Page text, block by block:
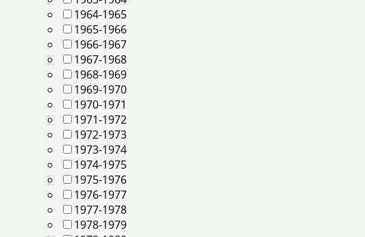
1964-1965
1965-1966
1966-1967
1967-1968
1968-1969
1969-1970
1970-1971
1971-1972
1972-1973
1973-1974
1974-1975
1975-1976
1976-1977
1977-1978
1978-1979